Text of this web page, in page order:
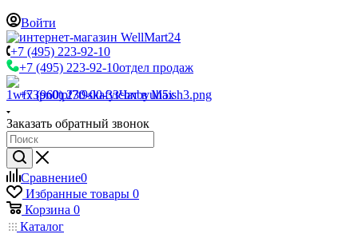
Войти
+7 (495) 223-92-10
+7 (495) 223-92-10отдел продаж
+7 (960) 230-00-33Чат в Max
Заказать обратный звонок
Сравнение0
Избранные товары 0
Корзина 0
Каталог